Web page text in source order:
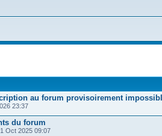
au forum provisoirement
23:37
du forum
Oct 2025 09:07